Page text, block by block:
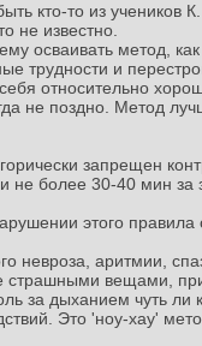
кто-то из учеников
не известно.
осваивать метод,
трудности и
относительно
не поздно. Метод
запрещен
не более 30-40 мин за
этого
невроза, аритмии,
страшными вещами,
за дыханием чуть ли
Это 'ноу-хау'